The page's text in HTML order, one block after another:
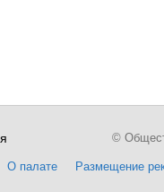
О палате Размещение
©